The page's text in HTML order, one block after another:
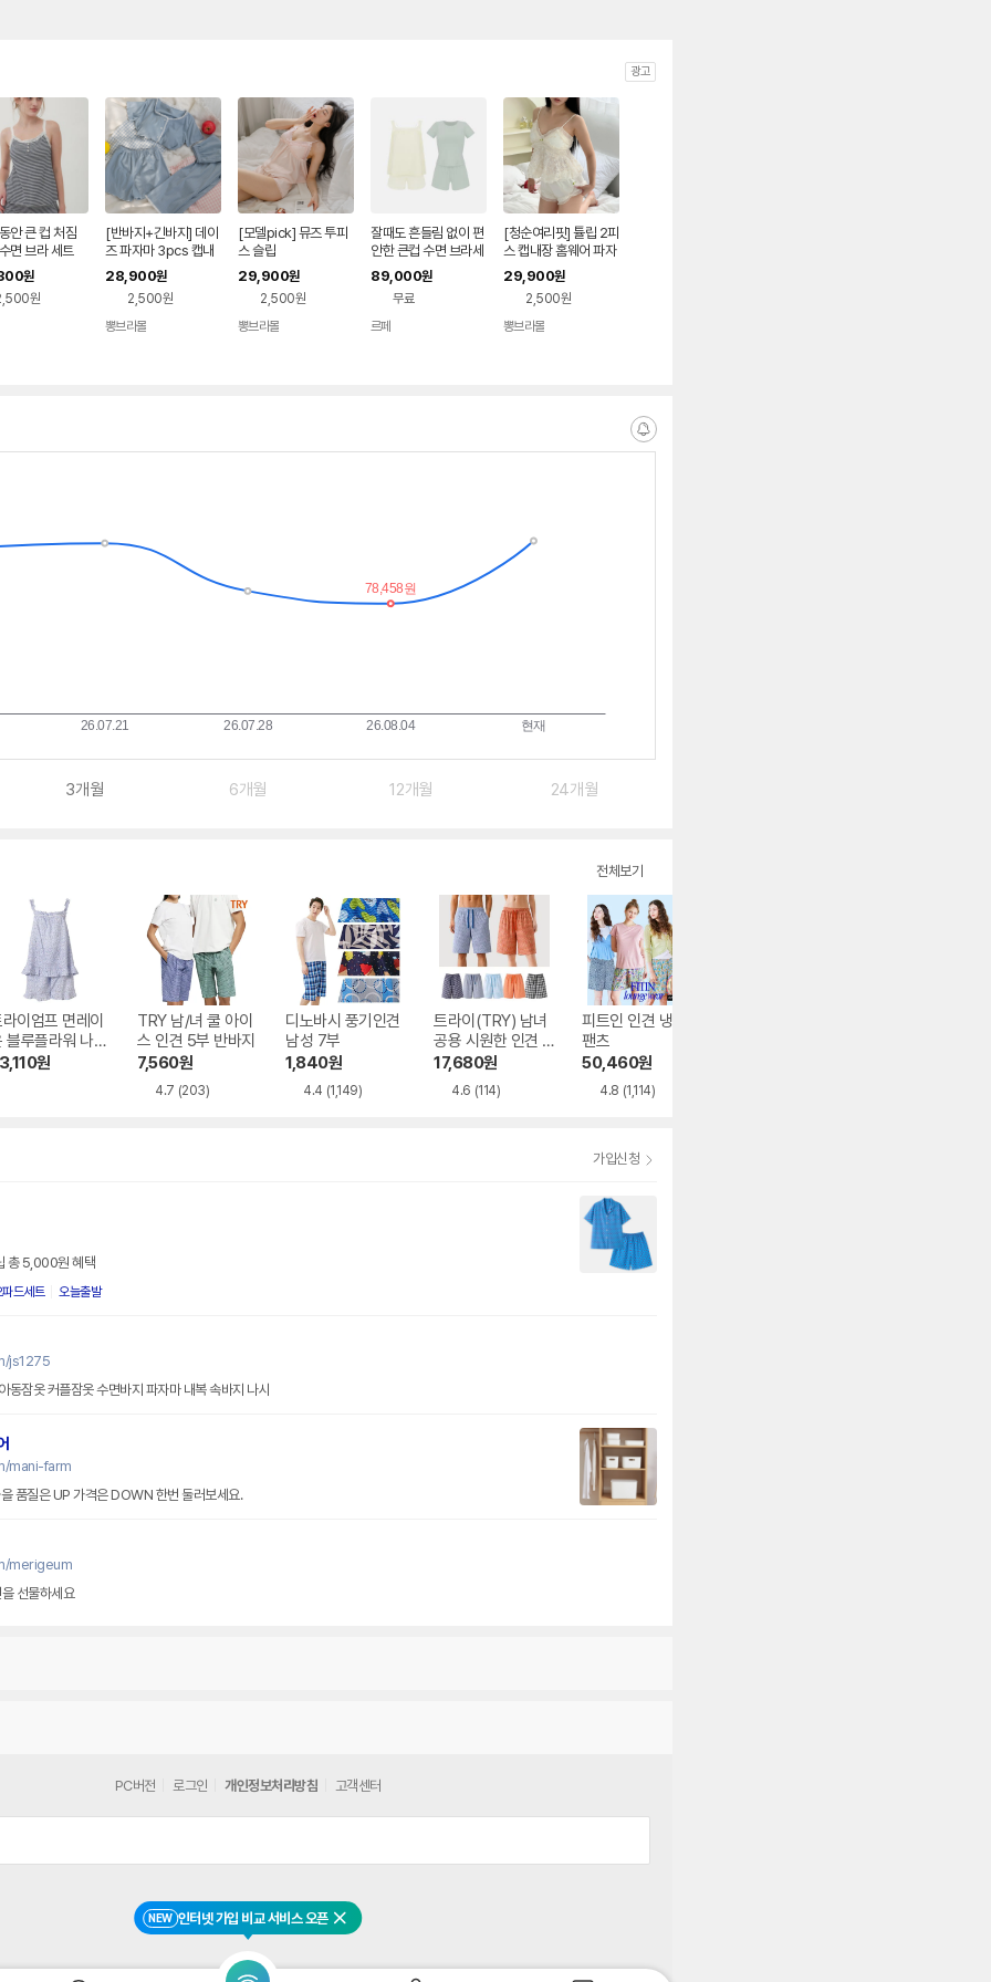
NEW 인터넷 가입 비교 서비스 오픈 닫기
광고
안 큰 컵 처짐
면 브라 세트
원
원
[반바지+긴바지] 데이
즈 파자마 3pcs 캡내
장 홈웨어
28,900원
2,500원
뽕브라몰
[모델pick] 뮤즈 투피
스 슬립
29,900원
2,500원
뽕브라몰
잘때도 흔들림 없이 편
안한 큰컵 수면 브라세
트
89,000원
무료
르페
[청순여리핏] 튤립 2피
스 캡내장 홈웨어 파자
마
29,900원
2,500원
뽕브라몰
알
3개월 6개월 12개월 24개월
전체보기
이엄프 면레이
블루플라워 나시
파자마 TFWP
원
TRY 남/녀 쿨 아이
스 인견 5부 반바지
7,560원
4.7 (203)
디노바시 풍기인견
남성 7부
1,840원
4.4 (1,149)
트라이(TRY) 남녀
공용 시원한 인견 5
부 반바지
17,680원
4.6 (114)
피트인 인견 냉감
팬츠
50,460원
4.8 (1,114)
가입신청
총 5,000원 혜택
드세트 오늘출발
js1275
동잠옷 커플잠옷 수면바지 파자마 내복 속바지 나시
mani-farm
품질은 UP 가격은 DOWN 한번 둘러보세요.
merigeum
선물하세요
PC버전 로그인 개인정보처리방침 고객센터